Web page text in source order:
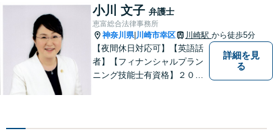
ブルに対応可能。【明確な料
金体系】法律トラブルでお悩
みの方は、お気軽にご相談く
ださい。
小川 文子 弁護士
恵富総合法律事務所
神奈川県| 川崎市幸区 川崎駅 から徒歩5分
【夜間休日対応可】【英語話
者】【フィナンシャルプラン
ニング技能士有資格】２０年
ております。
詳細を見
る